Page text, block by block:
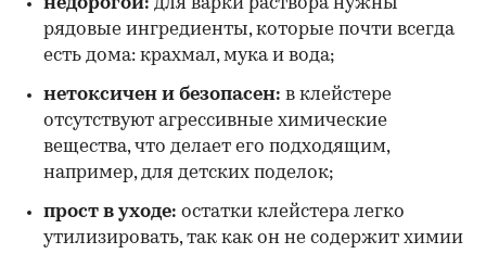
недорогой: для варки раствора нужны
рядовые ингредиенты, которые почти всегда
есть дома: крахмал, мука и вода;
нетоксичен и безопасен: в клейстере
отсутствуют агрессивные химические
вещества, что делает его подходящим,
например, для детских поделок;
прост в уходе: остатки клейстера легко
утилизировать, так как он не содержит химии